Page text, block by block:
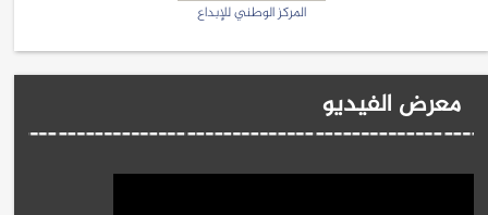
المركز الوطني للإبداع
معرض الفيديو